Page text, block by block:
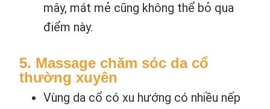
mây, mát mẻ cũng không thể bỏ qua
điểm này.
5. Massage chăm sóc da cổ
thường xuyên
Vùng da cổ có xu hướng có nhiều nếp